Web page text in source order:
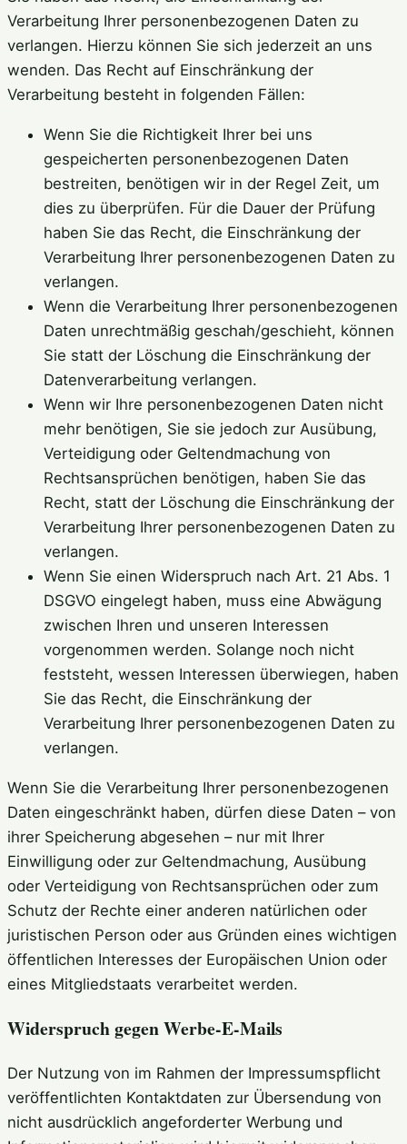
Verarbeitung Ihrer personenbezogenen Daten zu
verlangen. Hierzu können Sie sich jederzeit an uns
wenden. Das Recht auf Einschränkung der
Verarbeitung besteht in folgenden Fällen:
Wenn Sie die Richtigkeit Ihrer bei uns
gespeicherten personenbezogenen Daten
bestreiten, benötigen wir in der Regel Zeit, um
dies zu überprüfen. Für die Dauer der Prüfung
haben Sie das Recht, die Einschränkung der
Verarbeitung Ihrer personenbezogenen Daten zu
verlangen.
Wenn die Verarbeitung Ihrer personenbezogenen
Daten unrechtmäßig geschah/geschieht, können
Sie statt der Löschung die Einschränkung der
Datenverarbeitung verlangen.
Wenn wir Ihre personenbezogenen Daten nicht
mehr benötigen, Sie sie jedoch zur Ausübung,
Verteidigung oder Geltendmachung von
Rechtsansprüchen benötigen, haben Sie das
Recht, statt der Löschung die Einschränkung der
Verarbeitung Ihrer personenbezogenen Daten zu
verlangen.
Wenn Sie einen Widerspruch nach Art. 21 Abs. 1
DSGVO eingelegt haben, muss eine Abwägung
zwischen Ihren und unseren Interessen
vorgenommen werden. Solange noch nicht
feststeht, wessen Interessen überwiegen, haben
Sie das Recht, die Einschränkung der
Verarbeitung Ihrer personenbezogenen Daten zu
verlangen.
Wenn Sie die Verarbeitung Ihrer personenbezogenen
Daten eingeschränkt haben, dürfen diese Daten – von
ihrer Speicherung abgesehen – nur mit Ihrer
Einwilligung oder zur Geltendmachung, Ausübung
oder Verteidigung von Rechtsansprüchen oder zum
Schutz der Rechte einer anderen natürlichen oder
juristischen Person oder aus Gründen eines wichtigen
öffentlichen Interesses der Europäischen Union oder
eines Mitgliedstaats verarbeitet werden.
Widerspruch gegen Werbe-E-Mails
Der Nutzung von im Rahmen der Impressumspflicht
veröffentlichten Kontaktdaten zur Übersendung von
nicht ausdrücklich angeforderter Werbung und